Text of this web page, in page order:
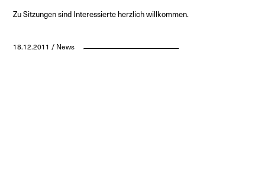
Zu Sitzungen sind Interessierte herzlich willkommen.
18.12.2011 / News